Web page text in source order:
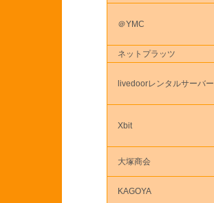
＠YMC
ネットプラッツ
livedoorレンタルサーバー
Xbit
大塚商会
KAGOYA